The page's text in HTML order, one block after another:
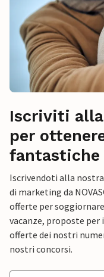
Iscriviti
per
Iscrivendoti alla
di marketing da
offerte per
vacanze, proposte per
offerte dei nostri
nostri concorsi.